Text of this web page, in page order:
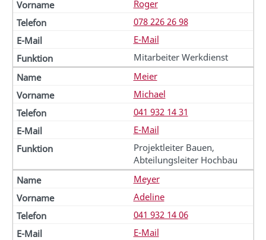
Roger
078 226 26 98
E-Mail
Mitarbeiter Werkdienst
Meier
Michael
041 932 14 31
E-Mail
Projektleiter Bauen,
Abteilungsleiter Hochbau
Meyer
Adeline
041 932 14 06
E-Mail